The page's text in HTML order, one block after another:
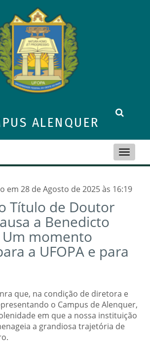
ALENQUER
Toggle
em 28 de Agosto de 2025 às 16:19
Título de Doutor
a Benedicto
momento
a UFOPA e para
que, na condição de diretora e
o Campus de Alenquer,
em que a nossa instituição
a grandiosa trajetória de